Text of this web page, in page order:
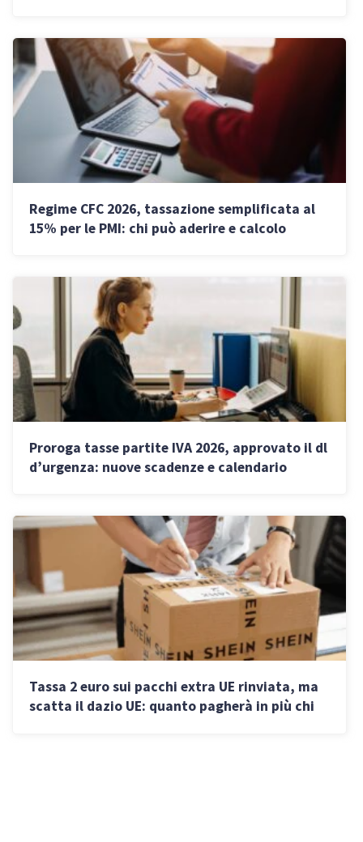
Regime CFC 2026, tassazione semplificata al
15% per le PMI: chi può aderire e calcolo
Proroga tasse partite IVA 2026, approvato il dl
d’urgenza: nuove scadenze e calendario
Tassa 2 euro sui pacchi extra UE rinviata, ma
scatta il dazio UE: quanto pagherà in più chi